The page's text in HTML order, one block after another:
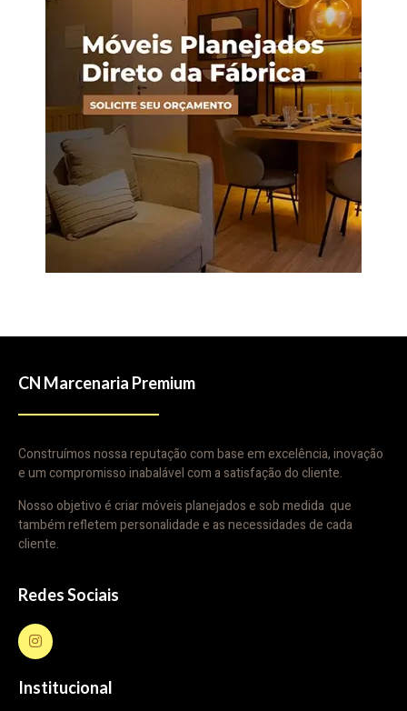
CN Marcenaria Premium
Construímos nossa reputação com base em excelência, inovação
e um compromisso inabalável com a satisfação do cliente.
Nosso objetivo é criar móveis planejados e sob medida que
também refletem personalidade e as necessidades de cada
cliente.
Redes Sociais
Institucional